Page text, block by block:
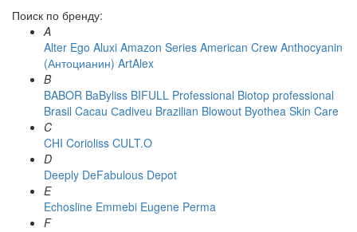
Поиск по бренду:
A
Alter Ego Aluxi Amazon Series American Crew Anthocyanin
(Антоцианин) ArtAlex
B
BABOR BaByliss BIFULL Professional Biotop professional
Brasil Cacau Сadiveu Brazilian Blowout Byothea Skin Care
C
CHI Corioliss CULT.O
D
Deeply DeFabulous Depot
E
Echosline Emmebi Eugene Perma
F